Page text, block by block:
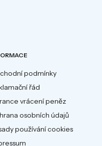
podmínky
řád
vrácení peněz
osobních údajů
používání cookies